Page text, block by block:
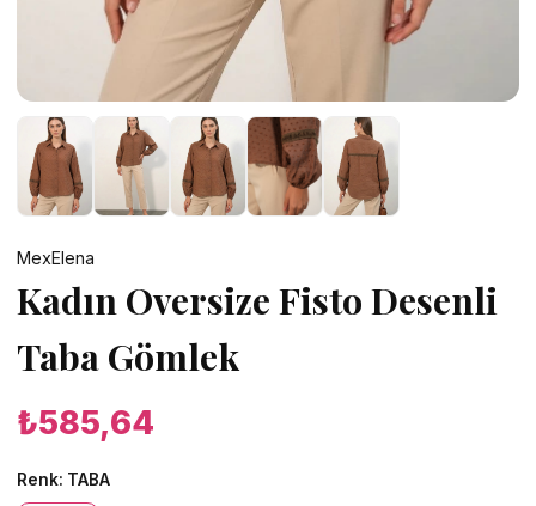
MexElena
Kadın Oversize Fisto Desenli
Taba Gömlek
₺585,64
Renk: TABA